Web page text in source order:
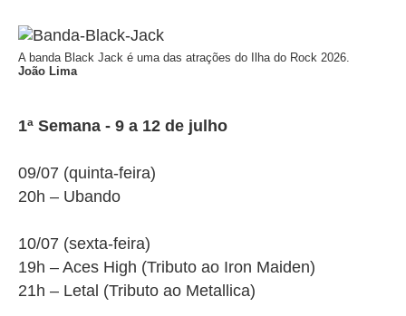
A banda Black Jack é uma das atrações do Ilha do Rock 2026.
João Lima
1ª Semana - 9 a 12 de julho
09/07 (quinta-feira)
20h – Ubando
10/07 (sexta-feira)
19h – Aces High (Tributo ao Iron Maiden)
21h – Letal (Tributo ao Metallica)